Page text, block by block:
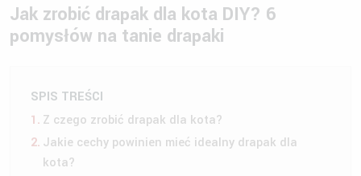
Jak zrobić drapak dla kota DIY? 6
pomysłów na tanie drapaki
SPIS TREŚCI
Z czego zrobić drapak dla kota?
Jakie cechy powinien mieć idealny drapak dla
kota?